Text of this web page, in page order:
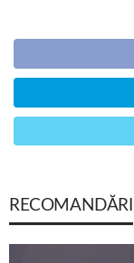
RECOMANDĂRI